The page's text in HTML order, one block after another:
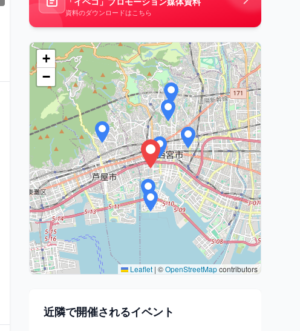
資料のダウンロードはこちら
+
−
Leaflet | ©OpenStreetMapcontributors
近隣で開催されるイベント